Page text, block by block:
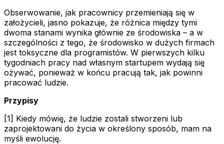
Obserwowanie, jak pracownicy przemieniają się w
założycieli, jasno pokazuje, że różnica między tymi
dwoma stanami wynika głównie ze środowiska – a w
szczególności z tego, że środowisko w dużych firmach
jest toksyczne dla programistów. W pierwszych kilku
tygodniach pracy nad własnym startupem wydają się
ożywać, ponieważ w końcu pracują tak, jak powinni
pracować ludzie.
Przypisy
[1] Kiedy mówię, że ludzie zostali stworzeni lub
zaprojektowani do życia w określony sposób, mam na
myśli ewolucję.